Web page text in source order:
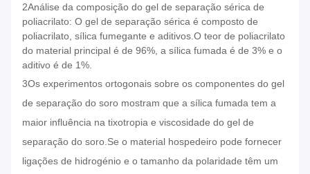
2Análise da composição do gel de separação sérica de
poliacrilato: O gel de separação sérica é composto de
poliacrilato, sílica fumegante e aditivos.O teor de poliacrilato
do material principal é de 96%, a sílica fumada é de 3% e o
aditivo é de 1%.
3Os experimentos ortogonais sobre os componentes do gel
de separação do soro mostram que a sílica fumada tem a
maior influência na tixotropia e viscosidade do gel de
separação do soro.Se o material hospedeiro pode fornecer
ligações de hidrogénio e o tamanho da polaridade têm um